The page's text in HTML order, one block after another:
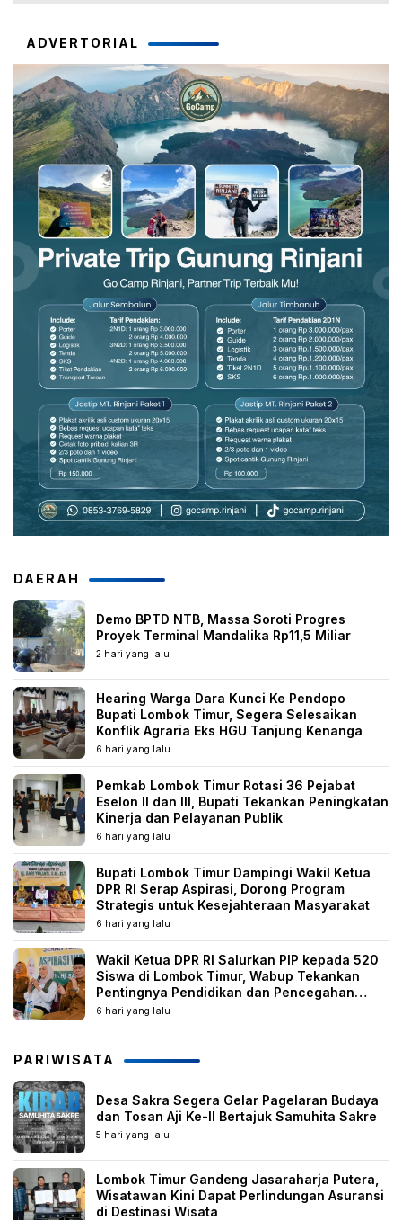
ADVERTORIAL
DAERAH
Demo BPTD NTB, Massa Soroti Progres
Proyek Terminal Mandalika Rp11,5 Miliar
2 hari yang lalu
Hearing Warga Dara Kunci Ke Pendopo
Bupati Lombok Timur, Segera Selesaikan
Konflik Agraria Eks HGU Tanjung Kenanga
6 hari yang lalu
Pemkab Lombok Timur Rotasi 36 Pejabat
Eselon II dan III, Bupati Tekankan Peningkatan
Kinerja dan Pelayanan Publik
6 hari yang lalu
Bupati Lombok Timur Dampingi Wakil Ketua
DPR RI Serap Aspirasi, Dorong Program
Strategis untuk Kesejahteraan Masyarakat
6 hari yang lalu
Wakil Ketua DPR RI Salurkan PIP kepada 520
Siswa di Lombok Timur, Wabup Tekankan
Pentingnya Pendidikan dan Pencegahan
Perkawinan Anak
6 hari yang lalu
PARIWISATA
Desa Sakra Segera Gelar Pagelaran Budaya
dan Tosan Aji Ke-II Bertajuk Samuhita Sakre
5 hari yang lalu
Lombok Timur Gandeng Jasaraharja Putera,
Wisatawan Kini Dapat Perlindungan Asuransi
di Destinasi Wisata